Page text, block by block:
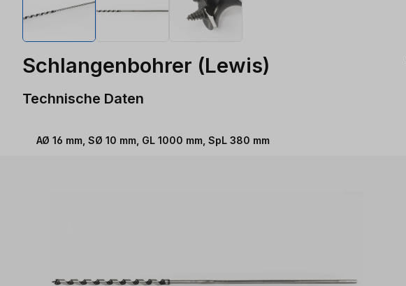
Schlangenbohrer (Lewis)
Technische Daten
AØ 16 mm, SØ 10 mm, GL 1000 mm, SpL 380 mm